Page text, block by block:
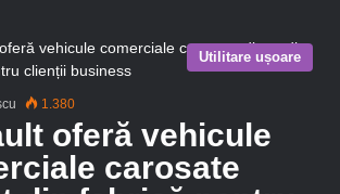
Utilitare ușoare
1.380
oferă vehicule
carosate